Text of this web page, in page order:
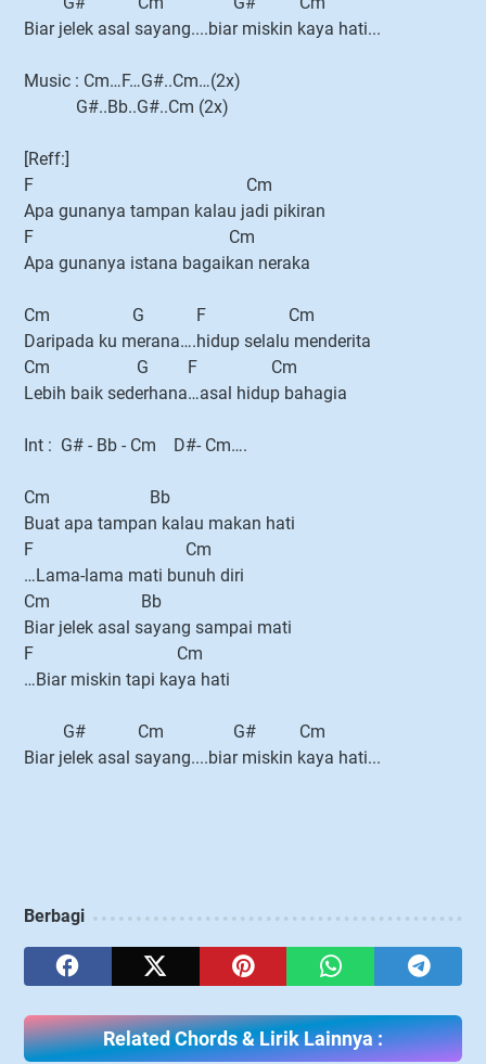
Biar jelek asal sayang....biar miskin kaya hati...
Music : Cm…F…G#..Cm…(2x)
G#..Bb..G#..Cm (2x)
[Reff:]
F Cm
Apa gunanya tampan kalau jadi pikiran
F Cm
Apa gunanya istana bagaikan neraka
Cm G F Cm
Daripada ku merana….hidup selalu menderita
Cm G F Cm
Lebih baik sederhana…asal hidup bahagia
Int : G# - Bb - Cm D#- Cm….
Cm Bb
Buat apa tampan kalau makan hati
F Cm
…Lama-lama mati bunuh diri
Cm Bb
Biar jelek asal sayang sampai mati
F Cm
…Biar miskin tapi kaya hati
G# Cm G# Cm
Biar jelek asal sayang....biar miskin kaya hati...
Berbagi
Related Chords & Lirik Lainnya :